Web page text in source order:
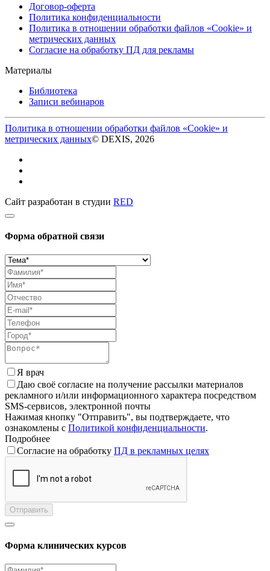
Договор-оферта
Политика конфиденциальности
Политика в отношении обработки файлов «Cookie» и
метрических данных
Согласие на обработку ПД для рекламы
Материалы
Библиотека
Записи вебинаров
Политика в отношении обработки файлов «Cookie» и
метрических данных© DEXIS, 2026
Сайт разработан в студии RED
Форма обратной связи
Я врач
Даю своё согласие на получение рассылки материалов
рекламного и/или информационного характера посредством
SMS-сервисов, электронной почты
Нажимая кнопку "Отправить", вы подтверждаете, что
ознакомлены с Политикой конфиденциальности.
Подробнее
Согласие на обработку ПД в рекламных целях
Отправить
Форма клинических курсов